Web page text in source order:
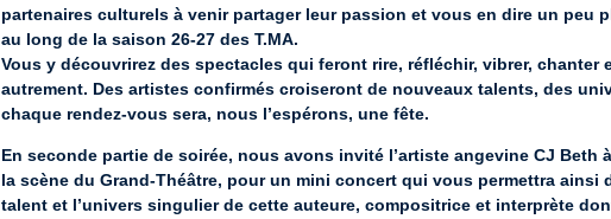
partenaires culturels à venir partager leur passion et vous en dire un peu
au long de la saison 26-27 des T.MA.
Vous y découvrirez des spectacles qui feront rire, réfléchir, vibrer, chanter
autrement. Des artistes confirmés croiseront de nouveaux talents, des
chaque rendez-vous sera, nous l’espérons, une fête.
En seconde partie de soirée, nous avons invité l’artiste angevine CJ Beth
la scène du Grand-Théâtre, pour un mini concert qui vous permettra ainsi
talent et l’univers singulier de cette auteure, compositrice et interprète